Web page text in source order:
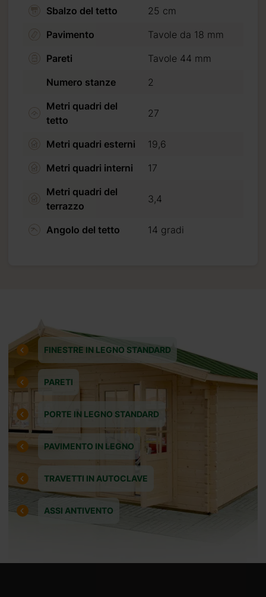
Sbalzo del tetto
25 cm
Pavimento
Tavole da 18 mm
Pareti
Tavole 44 mm
Numero stanze
2
Metri quadri del
tetto
27
Metri quadri esterni
19,6
Metri quadri interni
17
Metri quadri del
terrazzo
3,4
Angolo del tetto 14 gradi
FINESTRE IN LEGNO STANDARD
PARETI
PORTE IN LEGNO STANDARD
PAVIMENTO IN LEGNO
TRAVETTI IN AUTOCLAVE
ASSI ANTIVENTO